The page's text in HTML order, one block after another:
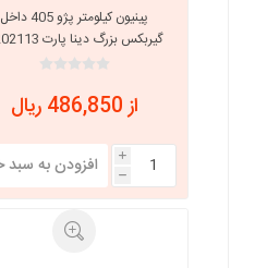
خانواده تیبا، ساینا و کوییک و
مشترک تیبا، ساینا و کوییک و
شاهین
تخصصی کوییک
تخصصی ساینا
پینیون کیلومتر پژو 405 داخل
گیربکس بزرگ دینا پارت 1202113
از 486,850 ریال
i
h